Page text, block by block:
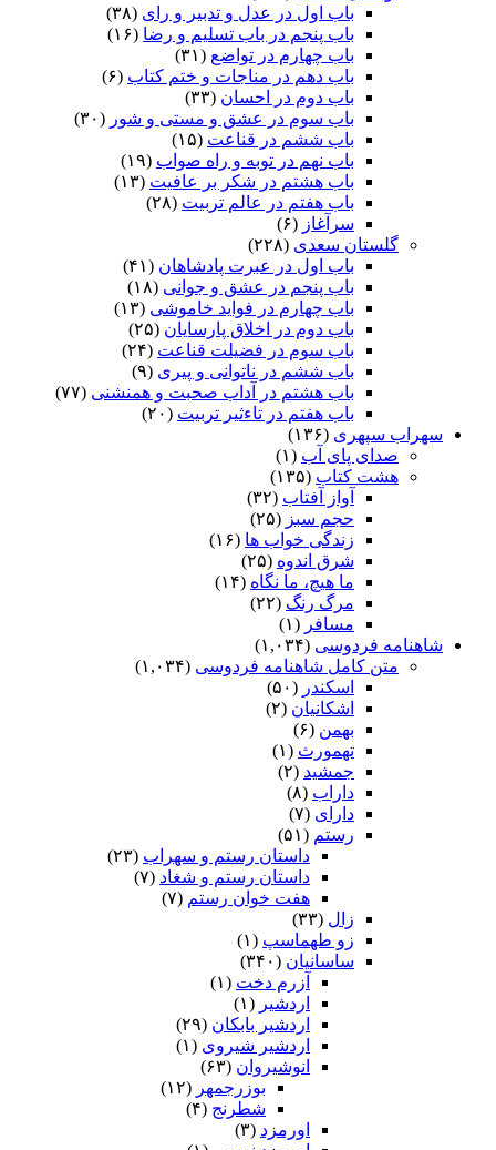
باب اول در عدل و تدبیر و رای (۳۸)
باب پنجم در باب تسلیم و رضا (۱۶)
باب چهارم در تواضع (۳۱)
باب دهم در مناجات و ختم کتاب (۶)
باب دوم در احسان (۳۳)
باب سوم در عشق و مستی و شور (۳۰)
باب ششم در قناعت (۱۵)
باب نهم در توبه و راه صواب (۱۹)
باب هشتم در شکر بر عافیت (۱۳)
باب هفتم در عالم تربیت (۲۸)
سرآغاز (۶)
گلستان سعدی (۲۲۸)
باب اول در عبرت پادشاهان (۴۱)
باب پنجم در عشق و جوانى (۱۸)
باب چهارم در فواید خاموشى (۱۳)
باب دوم در اخلاق پارسایان (۲۵)
باب سوم در فضیلت قناعت (۲۴)
باب ششم در ناتوانى و پیرى (۹)
باب هشتم در آداب صحبت و همنشنى (۷۷)
باب هفتم در تاءثیر تربیت (۲۰)
سهراب سپهری (۱۳۶)
صدای پای آب (۱)
هشت کتاب (۱۳۵)
آواز آفتاب (۳۲)
حجم سبز (۲۵)
زندگی خواب ها (۱۶)
شرق اندوه (۲۵)
ما هیچ، ما نگاه (۱۴)
مرگ رنگ (۲۲)
مسافر (۱)
شاهنامه فردوسی (۱,۰۳۴)
متن کامل شاهنامه فردوسی (۱,۰۳۴)
اسکندر (۵۰)
اشکانیان (۲)
بهمن (۶)
تهمورث (۱)
جمشید (۲)
داراب (۸)
دارای (۷)
رستم (۵۱)
داستان رستم و سهراب (۲۳)
داستان رستم و شغاد (۷)
هفت خوان رستم‏ (۷)
زال (۳۳)
زو طهماسپ‏ (۱)
ساسانیان (۳۴۰)
آزرم دخت (۱)
اردشیر (۱)
اردشیر بابکان (۲۹)
اردشیر شیروی (۱)
انوشیروان (۶۳)
بوزرجمهر (۱۲)
شطرنج (۴)
اورمزد (۳)